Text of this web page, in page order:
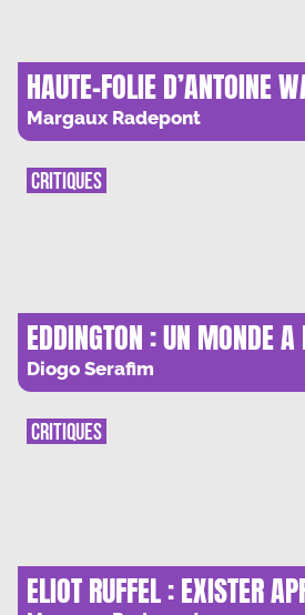
HAUTE-FOLIE D’ANTOINE
SILENCE EN MOUVEMENT
Margaux Radepont
EDDINGTON : UN MONDE A
SOUFFLE
Diogo Serafim
CRITIQUES
ELIOT RUFFEL : EXISTER
CRITIQUES